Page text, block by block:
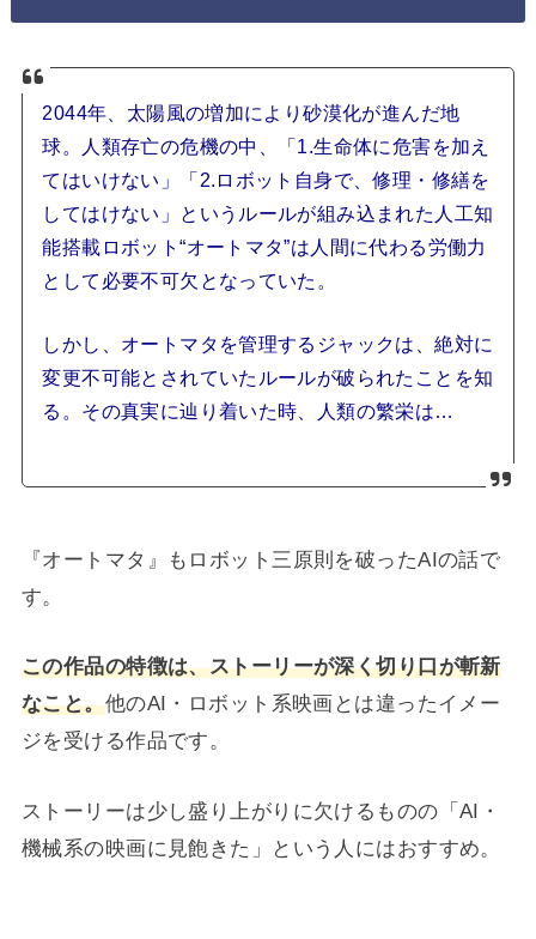
2044年、太陽風の増加により砂漠化が進んだ地
球。人類存亡の危機の中、「1.生命体に危害を加え
てはいけない」「2.ロボット自身で、修理・修繕を
してはけない」というルールが組み込まれた人工知
能搭載ロボット“オートマタ”は人間に代わる労働力
として必要不可欠となっていた。
しかし、オートマタを管理するジャックは、絶対に
変更不可能とされていたルールが破られたことを知
る。その真実に辿り着いた時、人類の繁栄は…
『オートマタ』もロボット三原則を破ったAIの話で
す。
この作品の特徴は、ストーリーが深く切り口が斬新
なこと。他のAI・ロボット系映画とは違ったイメー
ジを受ける作品です。
ストーリーは少し盛り上がりに欠けるものの「AI・
機械系の映画に見飽きた」という人にはおすすめ。